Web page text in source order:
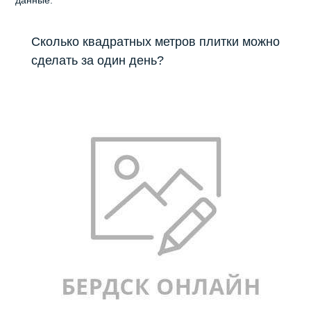
Сколько квадратных метров плитки можно
сделать за один день?